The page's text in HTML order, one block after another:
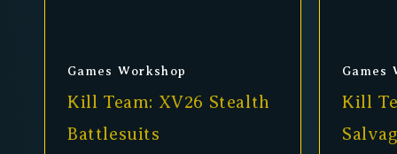
Anbieter:
Games Workshop
Kill Team: XV26 Stealth
Battlesuits
Games
Kill